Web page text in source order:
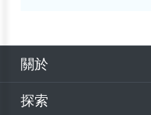
關於
探索